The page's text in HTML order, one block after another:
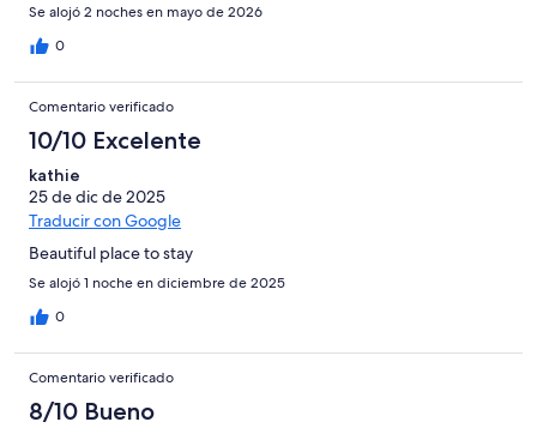
Se alojó 2 noches en mayo de 2026
0
Comentario verificado
10/10 Excelente
kathie
25 de dic de 2025
Traducir con Google
Beautiful place to stay
Se alojó 1 noche en diciembre de 2025
0
Comentario verificado
8/10 Bueno